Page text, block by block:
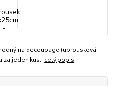
na decoupage (ubrousková
za jeden kus. celý popis